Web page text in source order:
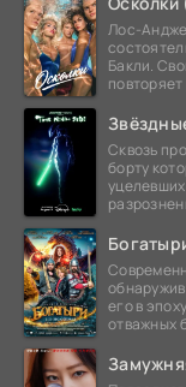
Лос-
Бакли.
Сквозь
борту
его в
отважных